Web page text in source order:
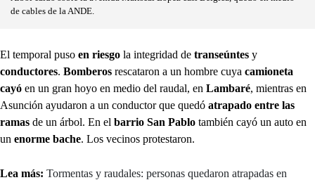
de cables de la ANDE.
El temporal puso en riesgo la integridad de transeúntes y
conductores. Bomberos rescataron a un hombre cuya camioneta
cayó en un gran hoyo en medio del raudal, en Lambaré, mientras en
Asunción ayudaron a un conductor que quedó atrapado entre las
ramas de un árbol. En el barrio San Pablo también cayó un auto en
un enorme bache. Los vecinos protestaron.
Lea más: Tormentas y raudales: personas quedaron atrapadas en